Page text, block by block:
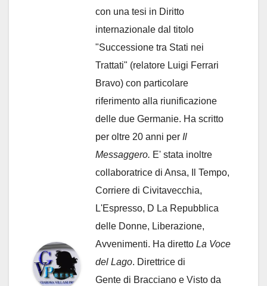
con una tesi in Diritto
internazionale dal titolo
"Successione tra Stati nei
Trattati" (relatore Luigi Ferrari
Bravo) con particolare
riferimento alla riunificazione
delle due Germanie. Ha scritto
per oltre 20 anni per Il
Messaggero. E' stata inoltre
collaboratrice di Ansa, Il Tempo,
Corriere di Civitavecchia,
L'Espresso, D La Repubblica
delle Donne, Liberazione,
Avvenimenti. Ha diretto La Voce
del Lago. Direttrice di
Gente di Bracciano e Visto da